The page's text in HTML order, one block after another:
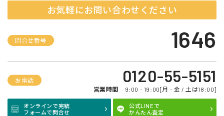
お気軽にお問い合わせください
問合せ番号 1646
お電話 0120-55-5151
営業時間 9:00 - 19:00[月 - 金 / 土は18:00]
オンラインで完結
フォームで問合せ
公式LINEで
かんたん査定